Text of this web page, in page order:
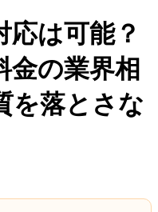
応は可能？
金の業界相
を落とさな